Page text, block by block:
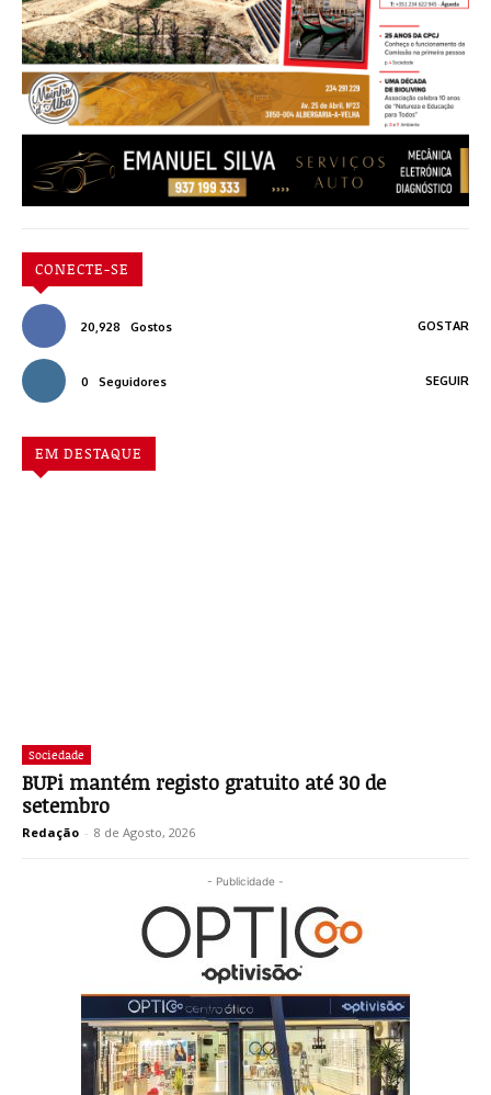
CONECTE-SE
20,928 Gostos GOSTAR
0 Seguidores SEGUIR
EM DESTAQUE
Sociedade
BUPi mantém registo gratuito até 30 de
setembro
Redação - 8 de Agosto, 2026
- Publicidade -